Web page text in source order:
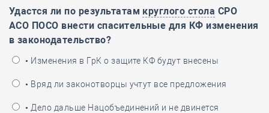
Удастся ли по результатам круглого стола СРО
АСО ПОСО внести спасительные для КФ изменения
в законодательство?
• Изменения в ГрК о защите КФ будут внесены
• Вряд ли законотворцы учтут все предложения
• Дело дальше Нацобъединений и не двинется